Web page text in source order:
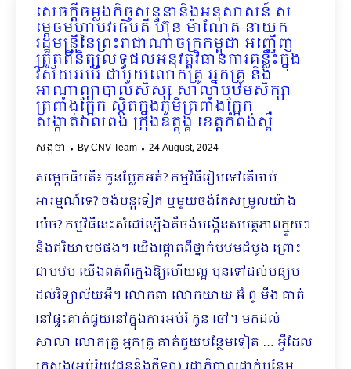
សេចក្តីចម្លងកិច្ចសន្ទនានិងអនុសាសន៍ ស
ម្តេចមហាបវរធិបតី ហ៊ុន ម៉ាណែត នាយក
រដ្ឋមន្រ្តីនៃព្រះរាជាណាចក្រកម្ពុជា អញ្ជើញ
ត្រួតពិនិត្យលទ្ធផលអនុវត្តវិធានការគន្លឹះក្នុង
វិស័យអប់រំ ជាមួយលោកគ្រូ អ្នកគ្រូ និង
អាណាព្យាបាលសិស្ស សាលាបឋម​សិក្សា
ត្រពាំងក្អែក ស្ថិតក្នុងភូមិត្រពាំងក្អែក
សង្កាត់វាលពង់ ក្រុងឧត្តុង្គ ខេត្តកំពង់ស្ពឺ
សង្កថា ByCNV Team 24 August, 2024
សម្ដេចធិបតី៖ កូនប្លែកអត់? កម្មវិធីរៀបទៅតើចាប់
អារម្មណ៍ទេ? ចង់បន្តទៀត ឬមួយចង់កែសម្រួលយ៉ាង
ម៉េច? កម្មវិធីនេះសំដៅឡើងគឺចង់បង្កើនសមត្ថភាពក្មួយៗ
និងឥរិយាបថផង។ យើងផ្តោតពីថ្នាក់បឋមដំបូង ព្រោះ
ជាបឋម យើងពត់ពីក្មេងឱ្យហើយល្អ មុនទៅដល់មធ្យម
ដល់វិទ្យាល័យអី។ លោកតា លោកយាយ អ៊ំ ពូ មីង គាត់
នៅផ្ទះគាត់ជួយនៅក្នុងការអប់រំ កូន ចៅ។ មកដល់
សាលា លោកគ្រូ អ្នកគ្រូ គាត់ជួយបន្ថែមទៀត … អ្វីដែល